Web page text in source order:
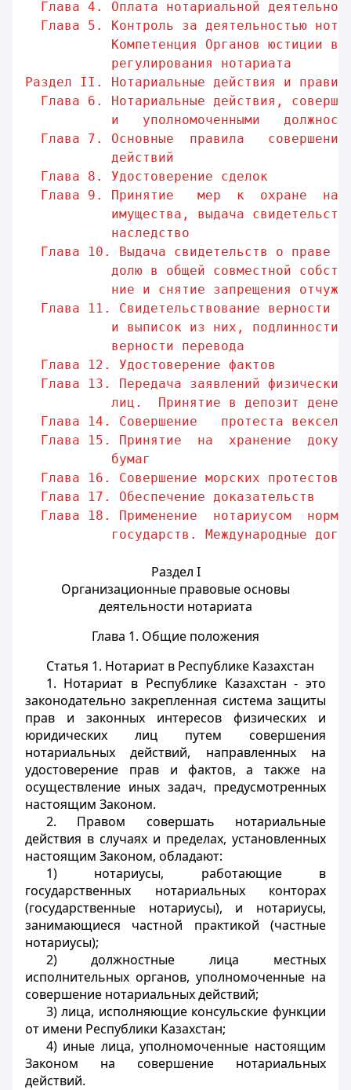
Глава 4. Оплата нотариальной
Глава 5. Контроль за деятельностью
Компетенция Органов юстиции в
регулирования нотариата
Раздел II. Нотариальные действия и
Глава 6. Нотариальные действия,
и   уполномоченными
Глава 7. Основные  правила   совершения
действий
Глава 8. Удостоверение сделок
Глава 9. Принятие   мер  к  охране
имущества, выдача
наследство
Глава 10. Выдача свидетельств о праве
долю в общей совместной
ние и снятие запрещения
Глава 11. Свидетельствование верности
и выписок из них, подлинности
верности перевода
Глава 12. Удостоверение фактов
Глава 13. Передача заявлений
лиц.  Принятие в депозит
Глава 14. Совершение   протеста
Глава 15. Принятие  на  хранение
бумаг
Глава 16. Совершение морских
Глава 17. Обеспечение доказательств
Глава 18. Применение  нотариусом  норм
государств. Международные
Раздел I
Организационные правовые основы
деятельности нотариата
Глава 1. Общие положения
Статья 1. Нотариат в Республике Казахстан
1. Нотариат в Республике Казахстан - это
законодательно закрепленная система защиты
прав и законных интересов физических и
юридических лиц путем совершения
нотариальных действий, направленных на
удостоверение прав и фактов, а также на
осуществление иных задач, предусмотренных
настоящим Законом.
2. Правом совершать нотариальные
действия в случаях и пределах, установленных
настоящим Законом, обладают:
1) нотариусы, работающие в
государственных нотариальных конторах
(государственные нотариусы), и нотариусы,
занимающиеся частной практикой (частные
нотариусы);
2) должностные лица местных
исполнительных органов, уполномоченные на
совершение нотариальных действий;
3) лица, исполняющие консульские функции
от имени Республики Казахстан;
4) иные лица, уполномоченные настоящим
Законом на совершение нотариальных
действий.